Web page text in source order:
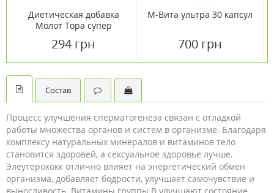
Диетическая добавка
Молот Тора супер
294 грн
М-Вита ультра 30 капсул
700 грн
Состав
Процесс улучшения сперматогенеза связан с отладкой
работы множества органов и систем в организме. Благодаря
комплексу натуральных минералов и витаминов тело
становится здоровей, а сексуальное здоровье лучше.
Элеутерококк отлично влияет на энергетический обмен
организма, добавляет бодрости, улучшает самочувствие и